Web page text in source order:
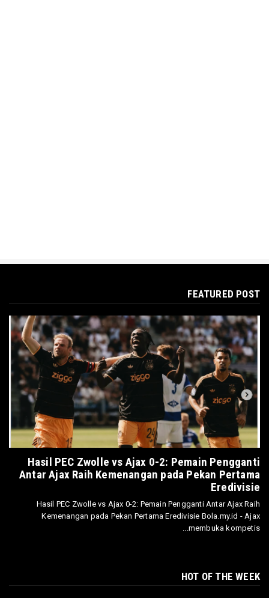
FEATURED POST
Hasil PEC Zwolle vs Ajax 0-2: Pemain Pengganti
Antar Ajax Raih Kemenangan pada Pekan Pertama
Eredivisie
Hasil PEC Zwolle vs Ajax 0-2: Pemain Pengganti Antar Ajax Raih
Kemenangan pada Pekan Pertama Eredivisie Bola.my.id - Ajax
membuka kompetis...
HOT OF THE WEEK